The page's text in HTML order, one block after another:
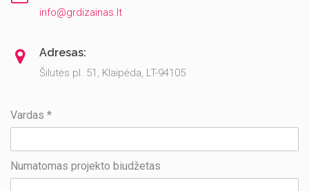
info@grdizainas.lt
Adresas:
Šilutės pl. 51, Klaipėda, LT-94105
Vardas *
Numatomas projekto biudžetas